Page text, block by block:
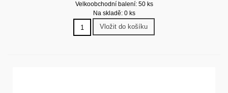
Velkoobchodní balení: 50 ks
Na skladě: 0 ks
Vložit do košíku